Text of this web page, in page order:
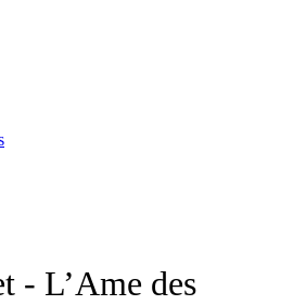
- L’Ame des